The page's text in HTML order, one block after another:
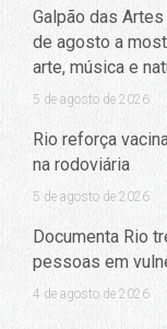
Galpão das
de agosto a
arte, música e
5 de agosto de 2026
Rio reforça
na rodoviária
5 de agosto de 2026
Documenta Rio
pessoas em
4 de agosto de 2026